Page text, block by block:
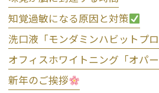
知覚過敏になる原因と対策
洗口液「モンダミンハビットプ
新年のご挨拶